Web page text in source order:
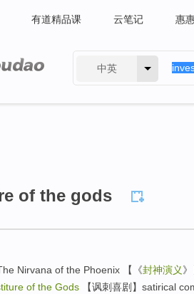
有道精品课 云笔记 惠
中英
of the gods
Nirvana of the Phoenix 【《封神演义
of the Gods 【讽刺喜剧】satirical